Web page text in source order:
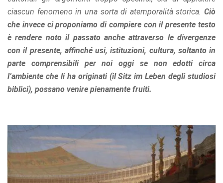
ciascun fenomeno in una sorta di atemporalità storica. Ciò
che invece ci proponiamo di compiere con il presente testo
è rendere noto il passato anche attraverso le divergenze
con il presente, affinché usi, istituzioni, cultura, soltanto in
parte comprensibili per noi oggi se non edotti circa
l’ambiente che li ha originati (il Sitz im Leben degli studiosi
biblici), possano venire pienamente fruiti.